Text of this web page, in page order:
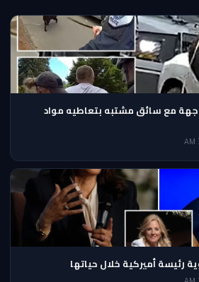
مع سائق مشتبه بتعاطيه مواد
رئيسة أميركية خلال حياتها